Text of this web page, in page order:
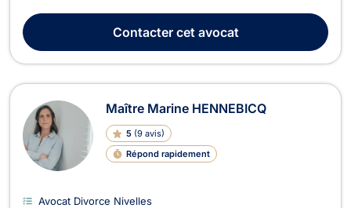
accompagnement juridique fiable et professionnel, adapté à
vos besoins spécifiques.Contactercet avocat
Maître Marine HENNEBICQ
5 (9 avis)
Répond rapidement
Avocat Divorce Nivelles